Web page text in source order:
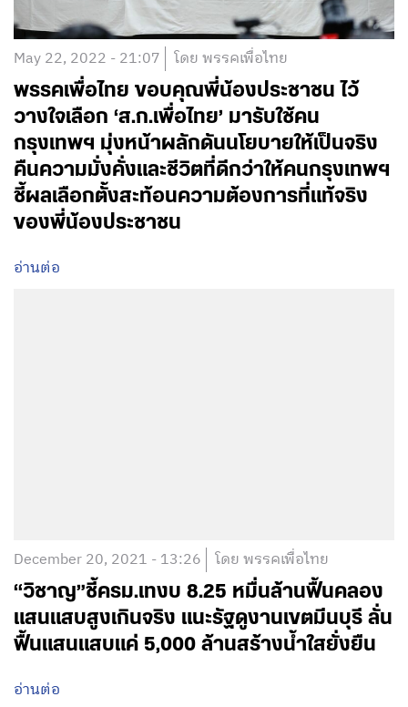
May 22, 2022 - 21:07 โดย พรรคเพื่อไทย
พรรคเพื่อไทย ขอบคุณพี่น้องประชาชน ไว้
วางใจเลือก ‘ส.ก.เพื่อไทย’ มารับใช้คน
กรุงเทพฯ มุ่งหน้าผลักดันนโยบายให้เป็นจริง
คืนความมั่งคั่งและชีวิตที่ดีกว่าให้คนกรุงเทพฯ
ชี้ผลเลือกตั้งสะท้อนความต้องการที่แท้จริง
ของพี่น้องประชาชน
อ่านต่อ
December 20, 2021 - 13:26 โดย พรรคเพื่อไทย
“วิชาญ”ชี้ครม.เทงบ 8.25 หมื่นล้านฟื้นคลอง
แสนแสบสูงเกินจริง แนะรัฐดูงานเขตมีนบุรี ลั่น
ฟื้นแสนแสบแค่ 5,000 ล้านสร้างน้ำใสยั่งยืน
อ่านต่อ